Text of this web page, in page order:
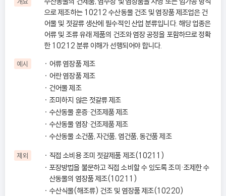
으로 제조하는 10212 수산동물 건조 및 염장품 제조업은 건
어물 및 젓갈류 생산에 필수적인 산업 분류입니다. 해당 업종은
어류 및 조류 유래 제품의 건조와 염장 공정을 포함하므로 정확
한 10212 분류 이해가 선행되어야 합니다.
예시
어류 염장품 제조
어란 염장품 제조
건어물 제조
조미하지 않은 젓갈류 제조
수산동물 훈증·건조제품 제조
수산동물 염장·건조제품 제조
수산동물 소건품, 자건품, 염건품, 동건품 제조
제외
직접 소비용 조미 젓갈제품 제조(10211)
포장방법을 불문하고 직접 소비할 수 있도록 조미·조제한 수
산동물의 염장품 제조(10211)
수산식물(해조류) 건조 및 염장품 제조(10220)